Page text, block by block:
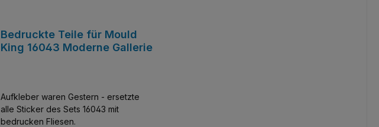
Bedruckte Teile für Mould
King 16043 Moderne Gallerie
Aufkleber waren Gestern - ersetzte
alle Sticker des Sets 16043 mit
bedrucken Fliesen.